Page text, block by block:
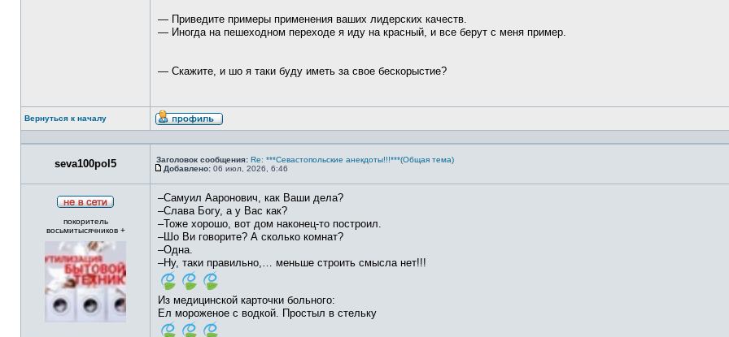
— Приведите примеры применения ваших лидерских качеств.
— Иногда на пешеходном переходе я иду на красный, и все берут с меня пример.
— Скажите, и шо я таки буду иметь за свое бескорыстие?
Вернуться к началу
Профиль
seva100pol5 Заголовок сообщения: Re: ***Севастопольские анекдоты!!!***(Общая тема)
Сообщение
Добавлено: 06 июл, 2026, 6:46
сети
покоритель
восьмитысячников +
–Самуил Ааронович, как Ваши дела?
–Слава Богу, а у Вас как?
–Тоже хорошо, вот дом наконец-то построил.
–Шо Ви говорите? А сколько комнат?
–Одна.
–Ну, таки правильно,… меньше строить смысла нет!!!
Из медицинской карточки больного:
Ел мороженое с водкой. Простыл в стельку